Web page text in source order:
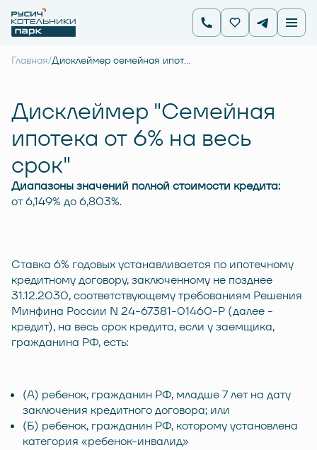
Главная/ Дисклеймер семейная ипотека от 6%
Дисклеймер "Семейная
ипотека от 6% на весь
срок"
Диапазоны значений полной стоимости кредита:
от 6,149% до 6,803%.
Ставка 6% годовых устанавливается по ипотечному
кредитному договору, заключенному не позднее
31.12.2030, соответствующему требованиям Решения
Минфина России N 24-67381-01460-Р (далее -
кредит), на весь срок кредита, если у заемщика,
гражданина РФ, есть:
(А) ребенок, гражданин РФ, младше 7 лет на дату
заключения кредитного договора; или
(Б) ребенок, гражданин РФ, которому установлена
категория «ребенок-инвалид»